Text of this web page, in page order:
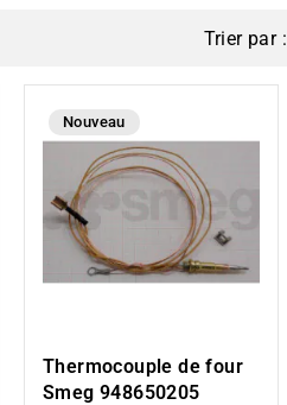
Trier par :
Nouveau
Thermocouple de four
Smeg 948650205